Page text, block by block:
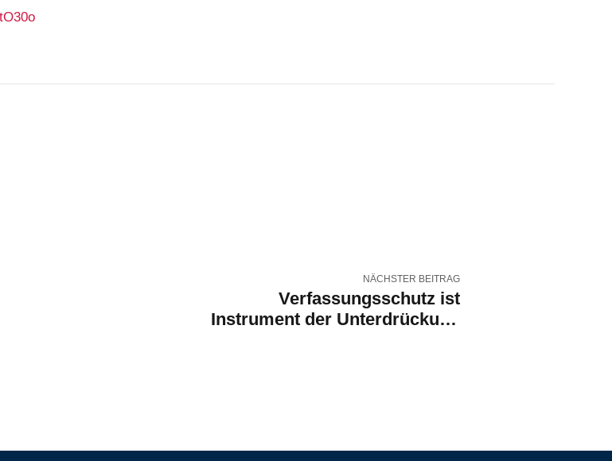
NÄCHSTER BEITRAG
Verfassungsschutz ist
Instrument der Unterdrückung